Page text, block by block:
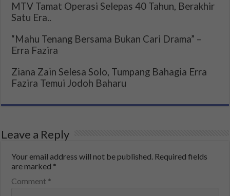
MTV Tamat Operasi Selepas 40 Tahun, Berakhir
Satu Era..
“Mahu Tenang Bersama Bukan Cari Drama” –
Erra Fazira
Ziana Zain Selesa Solo, Tumpang Bahagia Erra
Fazira Temui Jodoh Baharu
Leave a Reply
Your email address will not be published. Required fields
are marked *
Comment *